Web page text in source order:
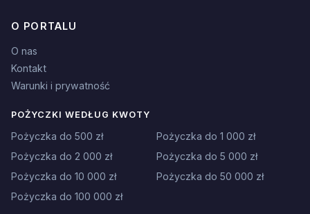
O PORTALU
O nas
Kontakt
Warunki i prywatność
POŻYCZKI WEDŁUG KWOTY
Pożyczka do 500 zł
Pożyczka do 1 000 zł
Pożyczka do 2 000 zł
Pożyczka do 5 000 zł
Pożyczka do 10 000 zł
Pożyczka do 50 000 zł
Pożyczka do 100 000 zł